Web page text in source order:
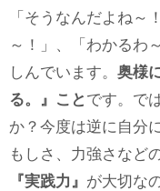
「そうなんだよね～
～！」、「わかるわ
しんでいます。 奥様
る。』こと です。では
か？今度は逆に自分
もしさ、力強さなど
『実践力』 が大切な